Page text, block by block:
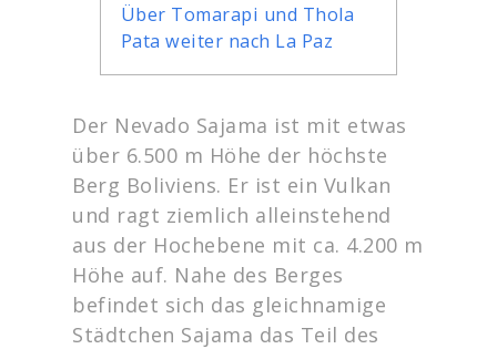
Über Tomarapi und Thola
Pata weiter nach La Paz
Der Nevado Sajama ist mit etwas
über 6.500 m Höhe der höchste
Berg Boliviens. Er ist ein Vulkan
und ragt ziemlich alleinstehend
aus der Hochebene mit ca. 4.200 m
Höhe auf. Nahe des Berges
befindet sich das gleichnamige
Städtchen Sajama das Teil des